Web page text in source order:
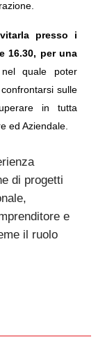
presso i
16.30, per una
nel quale poter
sulle
in tutta
ed Aziendale.
di progetti
e
il ruolo